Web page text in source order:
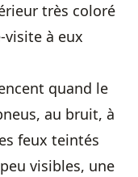
très coloré
visite à eux
quand le
au bruit, à
feux teintés
visibles, une